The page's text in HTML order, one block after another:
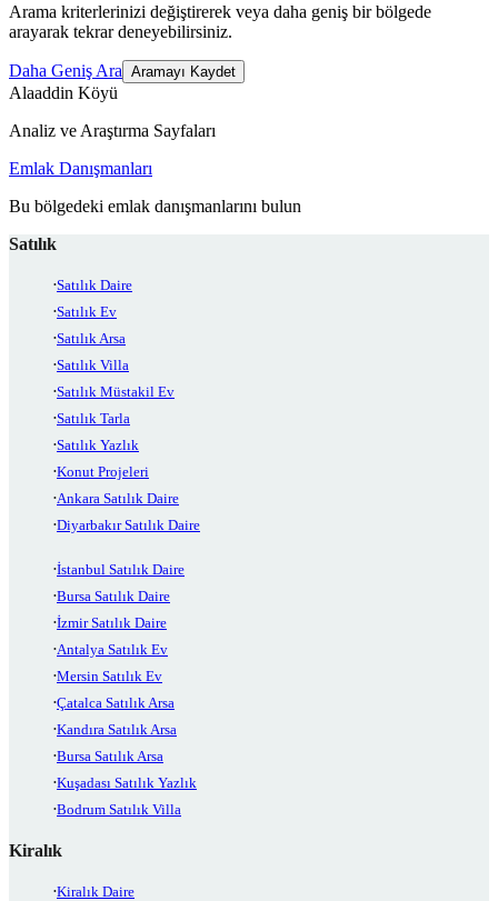
Arama kriterlerinizi değiştirerek veya daha geniş bir bölgede
arayarak tekrar deneyebilirsiniz.
Daha Geniş Ara Aramayı Kaydet
Alaaddin Köyü
Analiz ve Araştırma Sayfaları
Emlak Danışmanları
Bu bölgedeki emlak danışmanlarını bulun
Satılık
Satılık Daire
Satılık Ev
Satılık Arsa
Satılık Villa
Satılık Müstakil Ev
Satılık Tarla
Satılık Yazlık
Konut Projeleri
Ankara Satılık Daire
Diyarbakır Satılık Daire
İstanbul Satılık Daire
Bursa Satılık Daire
İzmir Satılık Daire
Antalya Satılık Ev
Mersin Satılık Ev
Çatalca Satılık Arsa
Kandıra Satılık Arsa
Bursa Satılık Arsa
Kuşadası Satılık Yazlık
Bodrum Satılık Villa
Kiralık
Kiralık Daire